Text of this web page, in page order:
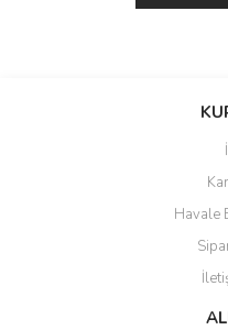
Bu ürüne
Ürün resmi kalitesiz,
Ürün açıklamasında
Ürün bilgilerinde hatalar
Ürün fiyatı diğer sitelerden
Bu ürüne benzer farklı
Havale